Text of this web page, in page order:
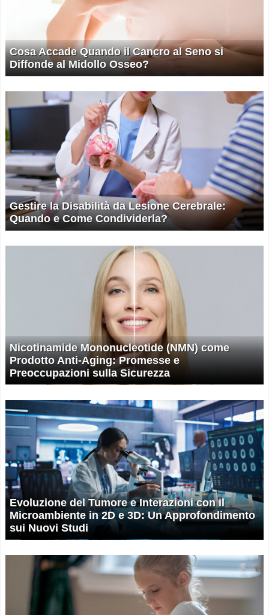
Cosa Accade Quando il Cancro al Seno si
Diffonde al Midollo Osseo?
Gestire la Disabilità da Lesione Cerebrale:
Quando e Come Condividerla?
Nicotinamide Mononucleotide (NMN) come
Prodotto Anti-Aging: Promesse e
Preoccupazioni sulla Sicurezza
Evoluzione del Tumore e Interazioni con il
Microambiente in 2D e 3D: Un Approfondimento
sui Nuovi Studi